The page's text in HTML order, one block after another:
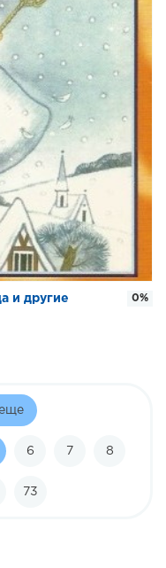
и другие
0%
еще
6 7 8
73